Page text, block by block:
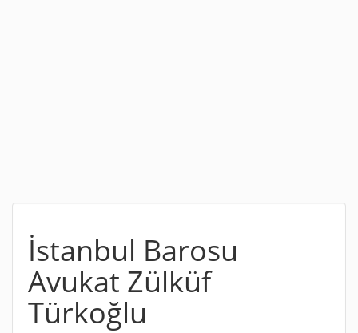
İstanbul Barosu
Avukat Zülküf
Türkoğlu